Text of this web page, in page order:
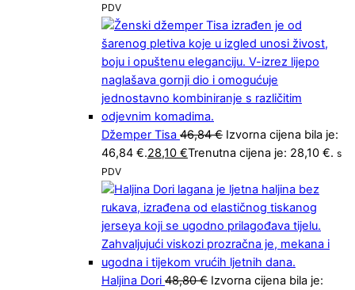
PDV
Džemper Tisa 46,84€ Izvorna cijena bila je:
46,84 €.28,10 €Trenutna cijena je: 28,10 €. s
PDV
Haljina Dori 48,80€ Izvorna cijena bila je: